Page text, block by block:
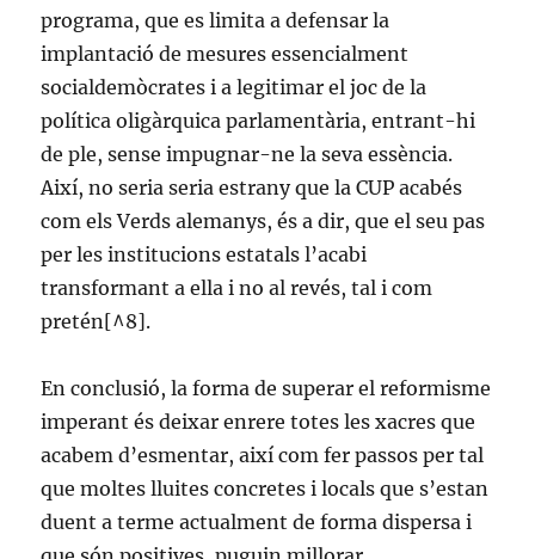
programa, que es limita a defensar la
implantació de mesures essencialment
socialdemòcrates i a legitimar el joc de la
política oligàrquica parlamentària, entrant-hi
de ple, sense impugnar-ne la seva essència.
Així, no seria seria estrany que la CUP acabés
com els Verds alemanys, és a dir, que el seu pas
per les institucions estatals l’acabi
transformant a ella i no al revés, tal i com
pretén[^8].
En conclusió, la forma de superar el reformisme
imperant és deixar enrere totes les xacres que
acabem d’esmentar, així com fer passos per tal
que moltes lluites concretes i locals que s’estan
duent a terme actualment de forma dispersa i